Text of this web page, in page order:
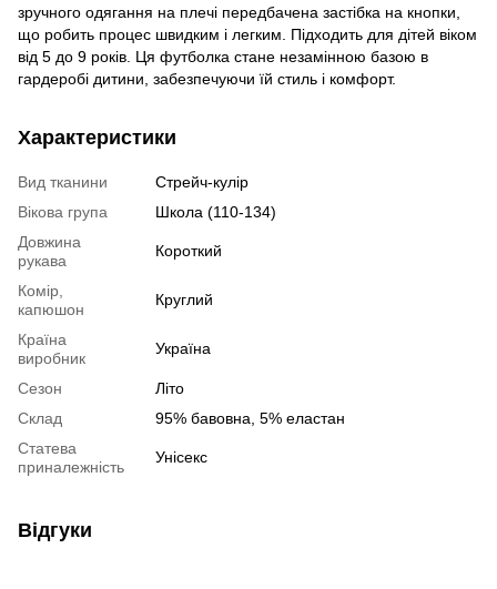
зручного одягання на плечі передбачена застібка на кнопки,
що робить процес швидким і легким. Підходить для дітей віком
від 5 до 9 років. Ця футболка стане незамінною базою в
гардеробі дитини, забезпечуючи їй стиль і комфорт.
Характеристики
Вид тканини
Стрейч-кулір
Вікова група
Школа (110-134)
Довжина
рукава
Короткий
Комір,
капюшон
Круглий
Країна
виробник
Україна
Сезон
Літо
Склад
95% бавовна, 5% еластан
Статева
приналежність
Унісекс
Відгуки